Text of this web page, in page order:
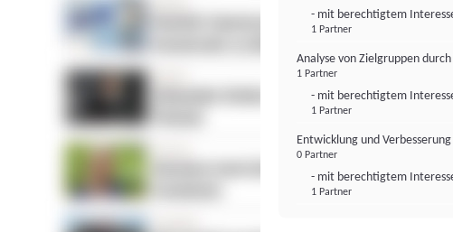
- mit berechtigtem
1 Partner
Analyse von Zielgruppen
1 Partner
- mit berechtigtem
1 Partner
Entwicklung und
0 Partner
- mit berechtigtem
1 Partner